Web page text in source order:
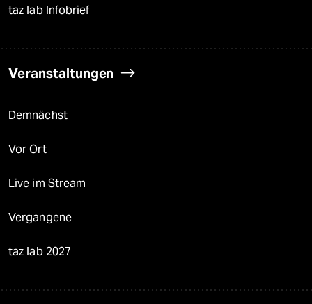
taz lab Infobrief
Veranstaltungen
Demnächst
Vor Ort
Live im Stream
Vergangene
taz lab 2027